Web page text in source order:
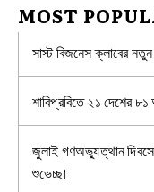
MOST
সাস্ট বিজনেস ক্লাবের
শাবিপ্রবিতে ২১ দেশের
জুলাই গণঅভ্যুত্থান দিবসে
শুভেচ্ছা